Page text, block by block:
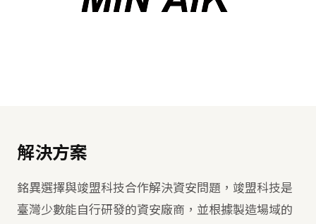
解決方案
銘異選擇與竣盟科技合作解決資安問題，竣盟科技是
臺灣少數能自行研發的資安廠商，並根據製造場域的